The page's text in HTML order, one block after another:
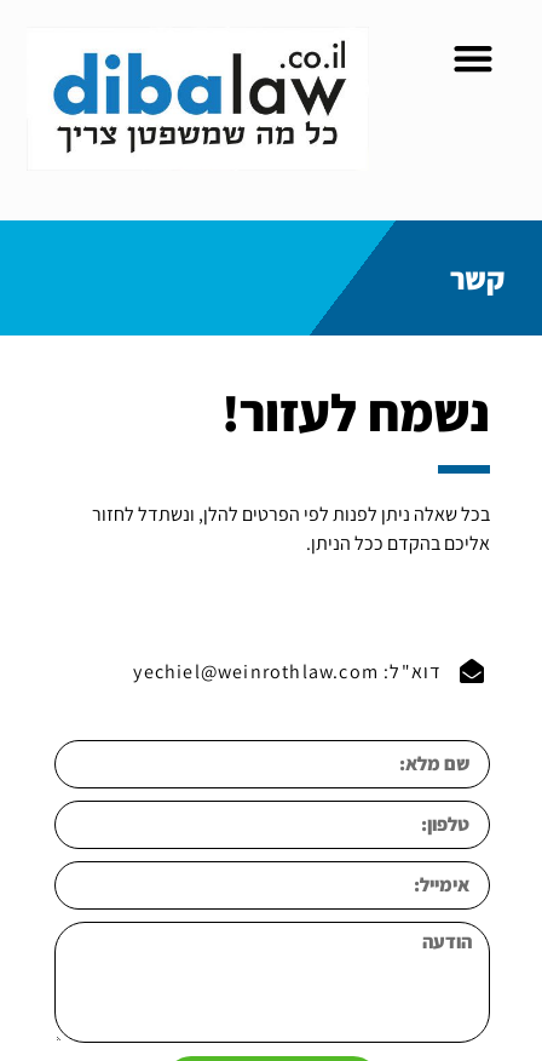
קשר
נשמח לעזור!
בכל שאלה ניתן לפנות לפי הפרטים להלן, ונשתדל לחזור
אליכם בהקדם ככל הניתן.
דוא"ל: yechiel@weinrothlaw.com